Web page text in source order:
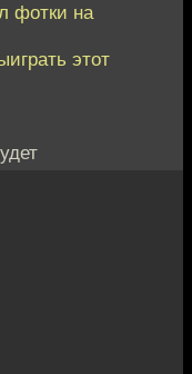
фотки на
этот